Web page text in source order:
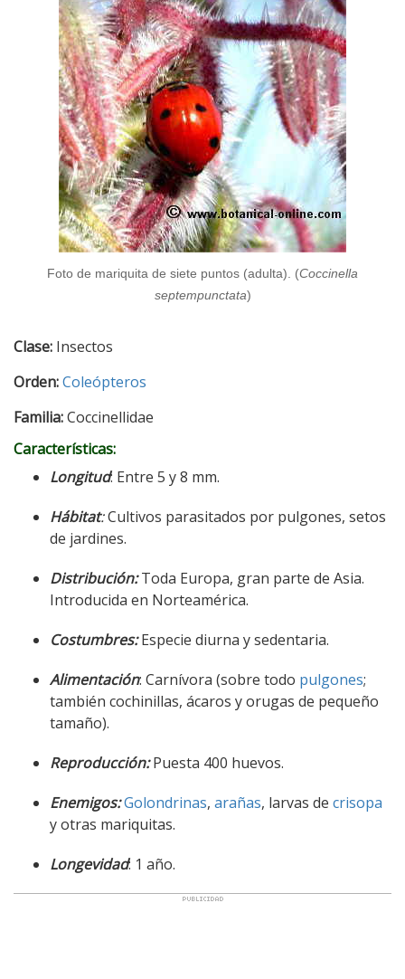
Foto de mariquita de siete puntos (adulta). (Coccinella
septempunctata)
Clase: Insectos
Orden:Coleópteros
Familia:Coccinellidae
Características:
Longitud: Entre 5 y 8 mm.
Hábitat:Cultivos parasitados por pulgones, setos
de jardines.
Distribución:Toda Europa, gran parte de Asia.
Introducida en Norteamérica.
Costumbres:Especie diurna y sedentaria.
Alimentación: Carnívora (sobre todo pulgones;
también cochinillas, ácaros y orugas de pequeño
tamaño).
Reproducción:Puesta 400 huevos.
Enemigos:Golondrinas, arañas, larvas de crisopa
y otras mariquitas.
Longevidad: 1 año.